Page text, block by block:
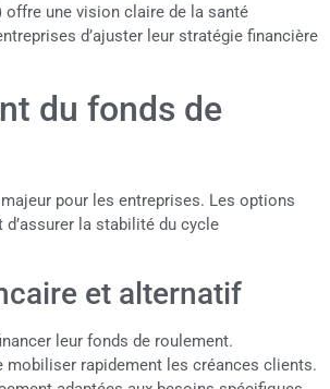
une vision claire de la santé
d’ajuster leur stratégie financière
du fonds de
pour les entreprises. Les options
la stabilité du cycle
et alternatif
leur fonds de roulement.
rapidement les créances clients.